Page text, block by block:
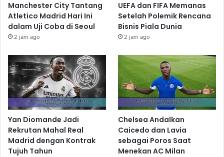
Manchester City Tantang
Atletico Madrid Hari Ini
dalam Uji Coba di Seoul
2 jam ago
UEFA dan FIFA Memanas
Setelah Polemik Rencana
Bisnis Piala Dunia
2 jam ago
Yan Diomande Jadi
Rekrutan Mahal Real
Madrid dengan Kontrak
Tujuh Tahun
Chelsea Andalkan
Caicedo dan Lavia
sebagai Poros Saat
Menekan AC Milan